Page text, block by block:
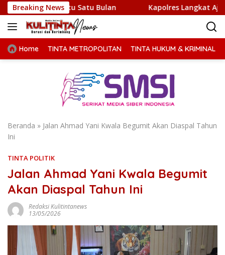
Langsung
ke
konten
Breaking News
Satu Bulan Kapolres Langkat Ajak Warga
Home TINTA METROPOLITAN TINTA HUKUM & KRIMINAL
Beranda » Jalan Ahmad Yani Kwala Begumit Akan Diaspal Tahun
Ini
TINTA POLITIK
Jalan Ahmad Yani Kwala Begumit
Akan Diaspal Tahun Ini
Redaksi Kulitintanews
13/05/2026